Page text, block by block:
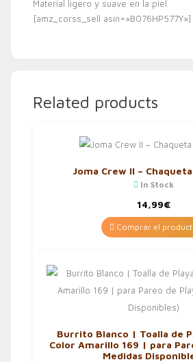
Material ligero y suave en la piel
[amz_corss_sell asin=»B076HP577Y»]
Related products
Joma Crew II –
In Stock
14,99€
Comprar el
Burrito Blanco | Toalla de
Color Amarillo 169 | para
Medidas